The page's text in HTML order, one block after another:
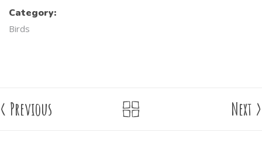
Category:
Birds
< Previous Next >